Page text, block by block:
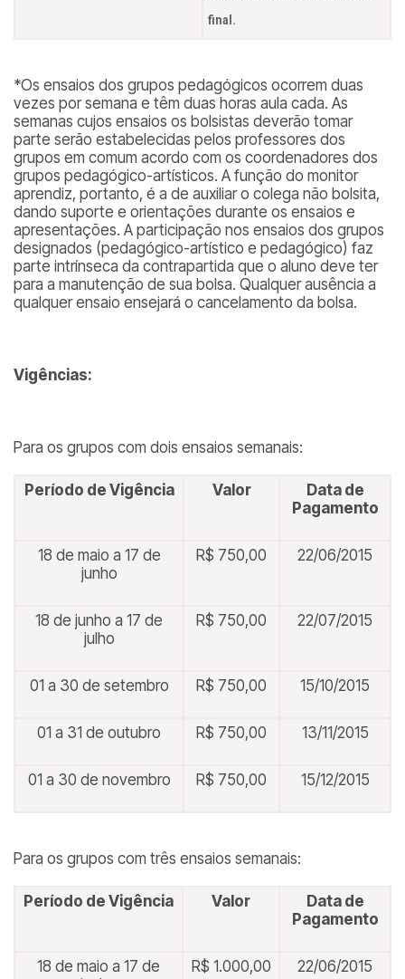
final.
*Os ensaios dos grupos pedagógicos ocorrem duas
vezes por semana e têm duas horas aula cada. As
semanas cujos ensaios os bolsistas deverão tomar
parte serão estabelecidas pelos professores dos
grupos em comum acordo com os coordenadores dos
grupos pedagógico-artísticos. A função do monitor
aprendiz, portanto, é a de auxiliar o colega não bolsita,
dando suporte e orientações durante os ensaios e
apresentações. A participação nos ensaios dos grupos
designados (pedagógico-artístico e pedagógico) faz
parte intrínseca da contrapartida que o aluno deve ter
para a manutenção de sua bolsa. Qualquer ausência a
qualquer ensaio ensejará o cancelamento da bolsa.
Vigências:
Para os grupos com dois ensaios semanais:
Período de Vigência Valor
Data de
Pagamento
18 de maio a 17 de
junho
R$ 750,00 22/06/2015
18 de junho a 17 de
julho
R$ 750,00 22/07/2015
01 a 30 de setembro R$ 750,00 15/10/2015
01 a 31 de outubro R$ 750,00 13/11/2015
01 a 30 de novembro R$ 750,00 15/12/2015
Para os grupos com três ensaios semanais:
Período de Vigência Valor
Data de
Pagamento
18 de maio a 17 de
R$ 1.000,00 22/06/2015